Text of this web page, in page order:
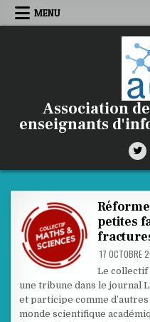
Skip
MENU
Association
enseignants
petites
17 OCTOBRE
Le collectif
une tribune dans le journal
et participe comme
monde scientifique